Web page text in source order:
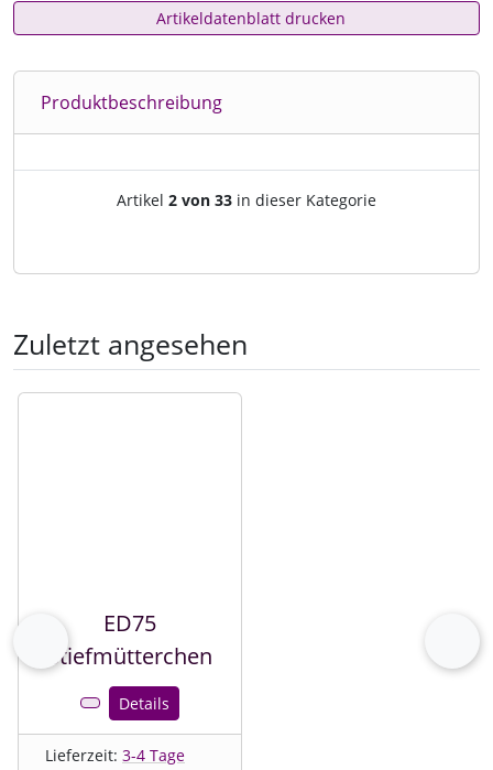
Artikeldatenblatt drucken
Produktbeschreibung
Artikelnavigation innerhalb
Artikel 2 von 33 in dieser Kategorie
Zuletzt angesehen
Es folgt ein Produktslider - navigieren Sie mit der Tab-
zurück
ED75
Stiefmütterchen
Details
Lieferzeit: 3-4 Tage
vor